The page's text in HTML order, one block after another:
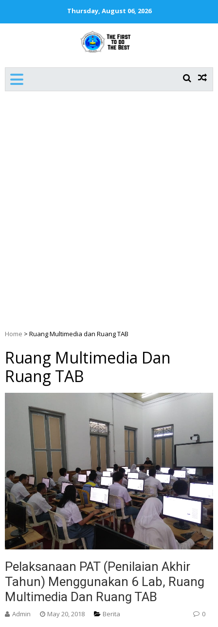
Thursday, August 06, 2026
Home > Ruang Multimedia dan Ruang TAB
Ruang Multimedia Dan
Ruang TAB
Pelaksanaan PAT (Penilaian Akhir
Tahun) Menggunakan 6 Lab, Ruang
Multimedia Dan Ruang TAB
Admin May 20, 2018 Berita 0